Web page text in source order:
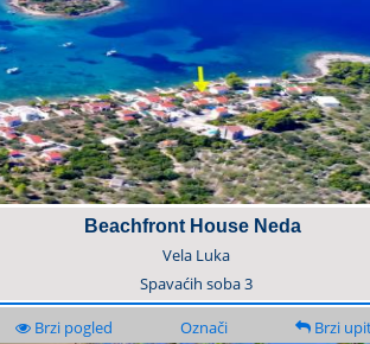
Beachfront House Neda
Vela Luka
Spavaćih soba3
Brzi pogled Označi Brzi